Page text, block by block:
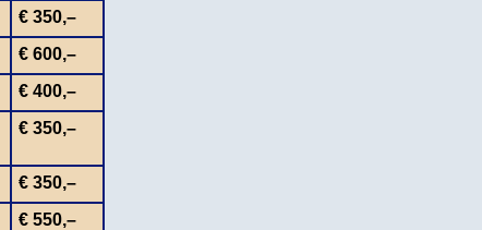
€ 350,–
€ 600,–
€ 400,–
€ 350,–
€ 350,–
€ 550,–